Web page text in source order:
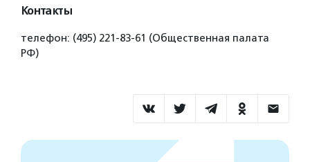
Контакты
телефон: (495) 221-83-61 (Общественная палата
РФ)